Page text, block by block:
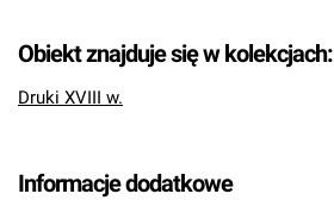
Obiekt znajduje się w kolekcjach:
Druki XVIII w.
Informacje dodatkowe